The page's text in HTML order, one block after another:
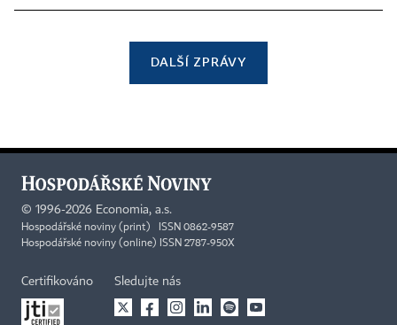
DALŠÍ ZPRÁVY
© 1996-2026 Economia, a.s.
Hospodářské noviny (print) ISSN 0862-9587
Hospodářské noviny (online) ISSN 2787-950X
Certifikováno Sledujte nás